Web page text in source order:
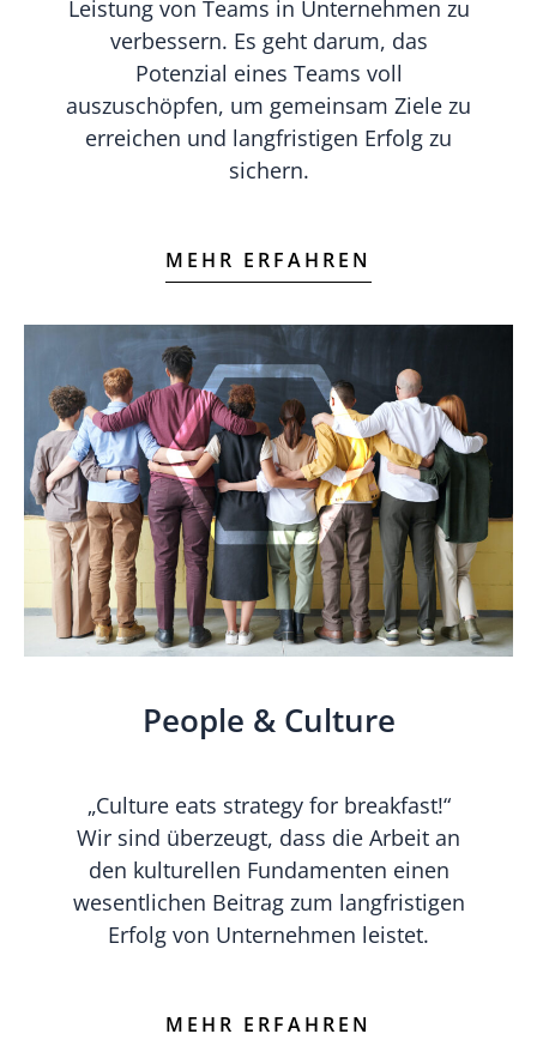
Leistung von Teams in Unternehmen zu
verbessern. Es geht darum, das
Potenzial eines Teams voll
auszuschöpfen, um gemeinsam Ziele zu
erreichen und langfristigen Erfolg zu
sichern.
MEHR ERFAHREN
People & Culture
„Culture eats strategy for breakfast!“
Wir sind überzeugt, dass die Arbeit an
den kulturellen Fundamenten einen
wesentlichen Beitrag zum langfristigen
Erfolg von Unternehmen leistet.
MEHR ERFAHREN